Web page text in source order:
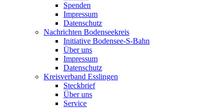
Spenden
Impressum
Datenschutz
Nachrichten Bodenseekreis
Initiative Bodensee-S-Bahn
Über uns
Impressum
Datenschutz
Kreisverband Esslingen
Steckbrief
Über uns
Service